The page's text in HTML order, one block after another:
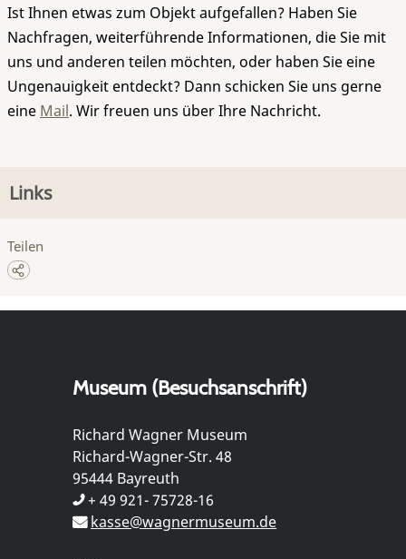
Ist Ihnen etwas zum Objekt aufgefallen? Haben Sie
Nachfragen, weiterführende Informationen, die Sie mit
uns und anderen teilen möchten, oder haben Sie eine
Ungenauigkeit entdeckt? Dann schicken Sie uns gerne
eine Mail. Wir freuen uns über Ihre Nachricht.
Links
Teilen
Museum (Besuchsanschrift)
Richard Wagner Museum
Richard-Wagner-Str. 48
95444 Bayreuth
+ 49 921- 75728-16
kasse@wagnermuseum.de